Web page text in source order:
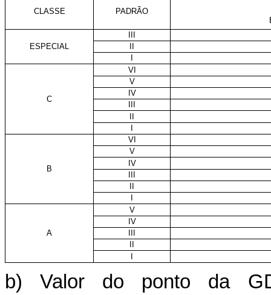
CLASSE
PADRÃO
ESPECIAL
C
VI
V
IV
B
VI
V
IV
A
V
IV
b) Valor do ponto da